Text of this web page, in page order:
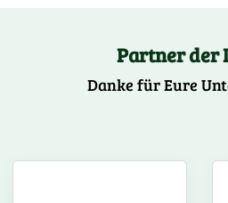
Partner der
Danke für Eure